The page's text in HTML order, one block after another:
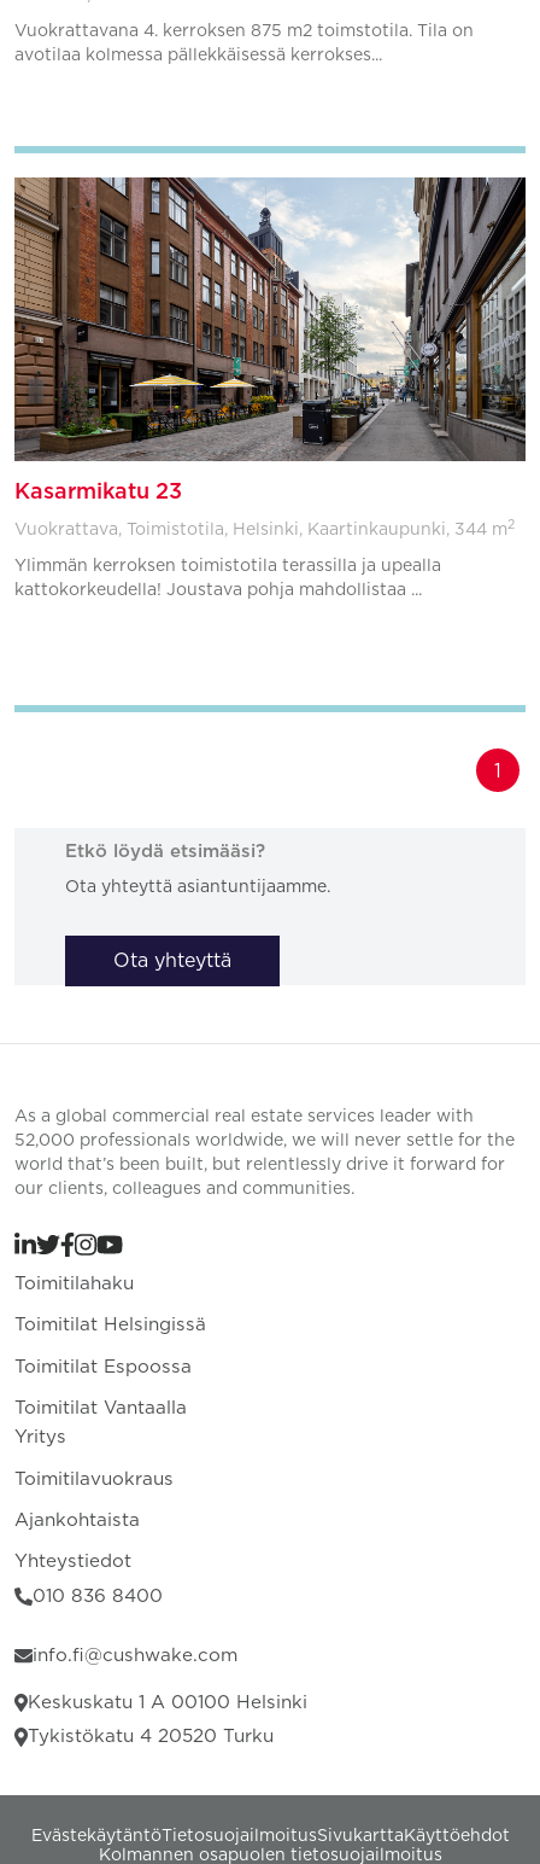
Vuokrattavana 4. kerroksen 875 m2 toimstotila. Tila on
avotilaa kolmessa pällekkäisessä kerrokses...
Kasarmikatu 23
Vuokrattava, Toimistotila, Helsinki, Kaartinkaupunki, 344 m 2
Ylimmän kerroksen toimistotila terassilla ja upealla
kattokorkeudella! Joustava pohja mahdollistaa ...
1
Etkö löydä etsimääsi?
Ota yhteyttä asiantuntijaamme.
Ota yhteyttä
As a global commercial real estate services leader with
52,000 professionals worldwide, we will never settle for the
world that’s been built, but relentlessly drive it forward for
our clients, colleagues and communities.
Toimitilahaku
Toimitilat Helsingissä
Toimitilat Espoossa
Toimitilat Vantaalla
Yritys
Toimitilavuokraus
Ajankohtaista
Yhteystiedot
010 836 8400
info.fi@cushwake.com
Keskuskatu 1 A 00100 Helsinki
Tykistökatu 4 20520 Turku
EvästekäytäntöTietosuojailmoitusSivukartta Käyttöehdot
Kolmannen osapuolen tietosuojailmoitus